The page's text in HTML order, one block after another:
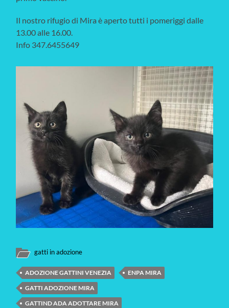
Il nostro rifugio di Mira è aperto tutti i pomeriggi dalle
13.00 alle 16.00.
Info 347.6455649
gatti in adozione
ADOZIONE GATTINI VENEZIA
ENPA MIRA
GATTI ADOZIONE MIRA
GATTIND ADA ADOTTARE MIRA